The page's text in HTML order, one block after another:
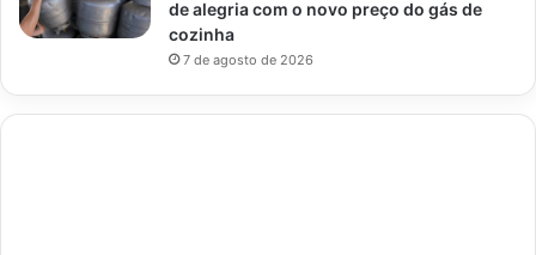
de alegria com o novo preço do gás de
cozinha
7 de agosto de 2026